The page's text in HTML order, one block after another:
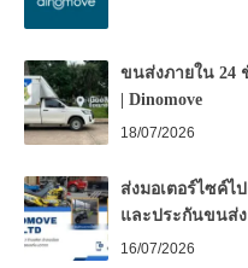
ขนส่งภายใน 24
| Dinomove
18/07/2026
ส่งมอเตอร์ไซค์ไ
และประกันขนส่ง
16/07/2026